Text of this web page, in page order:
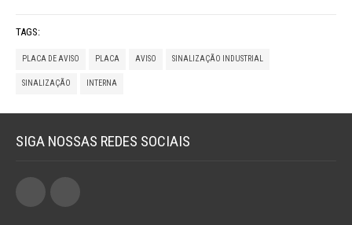
TAGS:
PLACA DE AVISO PLACA AVISO SINALIZAÇÃO INDUSTRIAL
SINALIZAÇÃO INTERNA
SIGA NOSSAS REDES SOCIAIS